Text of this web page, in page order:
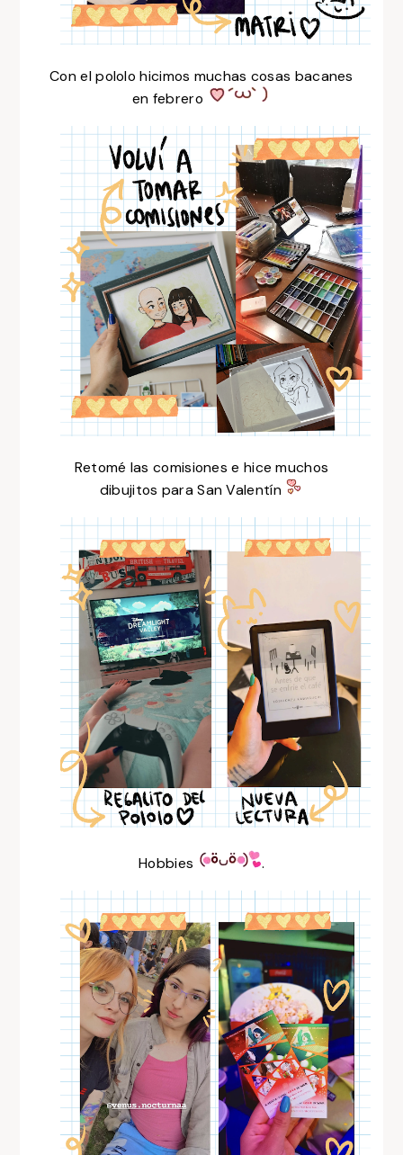
Con el pololo hicimos muchas cosas bacanes
en febrero
Retomé las comisiones e hice muchos
dibujitos para San Valentín
Hobbies .